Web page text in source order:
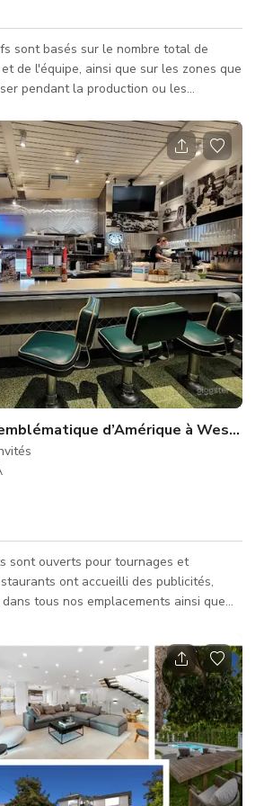
sont basés sur le nombre total de
de l'équipe, ainsi que sur les zones que
pendant la production ou les
devront être discutées et
nous dès que possible pour discuter
nous efforçons d'être aussi
lieu où chaque
à
d’Amérique à West
sont ouverts pour tournages et
ont accueilli des publicités,
tous nos emplacements ainsi que
ou séance photo car il offre un intérieur
qui conviendra parfaitement à vos
télévisées, clips musicaux, contenu pour
plus encore. Veuillez toujours vérifier